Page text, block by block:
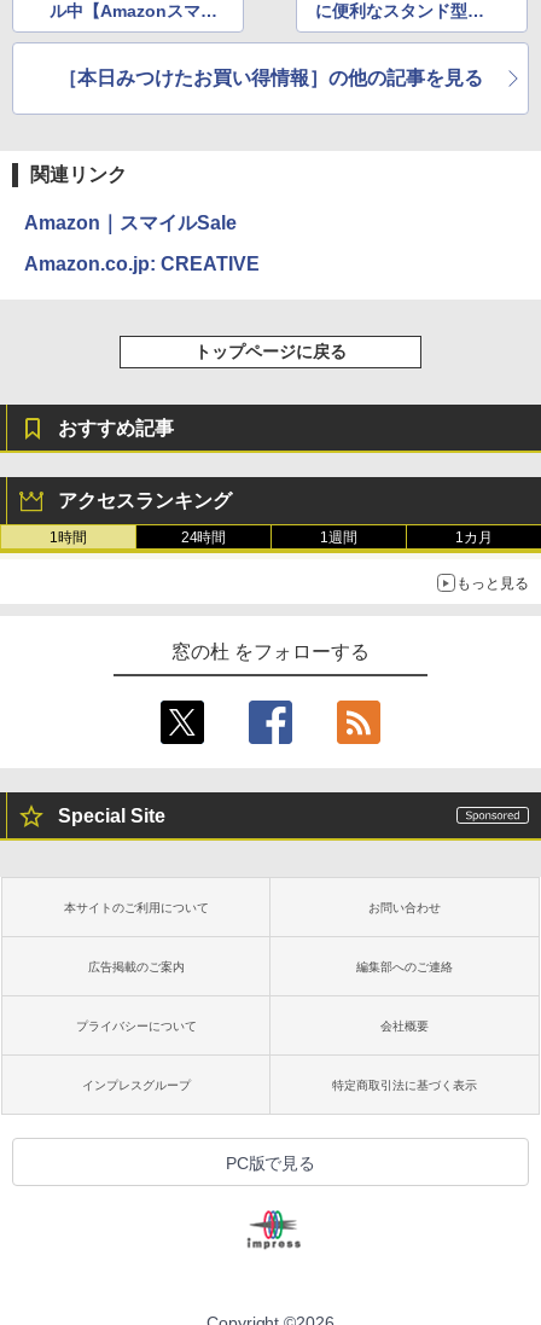
ル中【Amazonスマイ
ルSale】
に便利なスタンド型ル
ーペも2,700円から
［本日みつけたお買い得情報］の他の記事を見る
関連リンク
Amazon｜スマイルSale
Amazon.co.jp: CREATIVE
トップページに戻る
おすすめ記事
アクセスランキング
1時間 24時間 1週間 1カ月
もっと見る
窓の杜 をフォローする
Special Site
本サイトのご利用について お問い合わせ
広告掲載のご案内 編集部へのご連絡
プライバシーについて 会社概要
インプレスグループ 特定商取引法に基づく表示
PC版で見る